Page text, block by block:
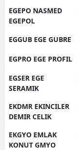
EGEPO NASMED
EGEPOL
EGGUB EGE GUBRE
EGPRO EGE PROFIL
EGSER EGE
SERAMIK
EKDMR EKINCILER
DEMIR CELIK
EKGYO EMLAK
KONUT GMYO